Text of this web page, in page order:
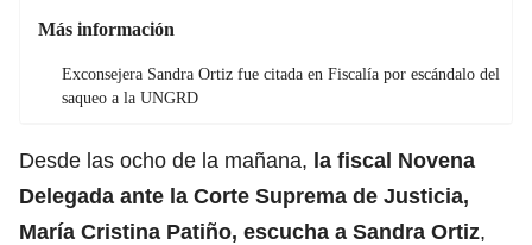
Más información
Exconsejera Sandra Ortiz fue citada en Fiscalía por escándalo del
saqueo a la UNGRD
Desde las ocho de la mañana, la fiscal Novena
Delegada ante la Corte Suprema de Justicia,
María Cristina Patiño, escucha a Sandra Ortiz,